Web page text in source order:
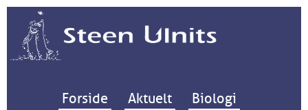
Hop til indhold
Forside Aktuelt Biologi